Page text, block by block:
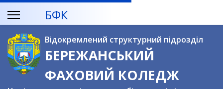
БФК
Відокремлений структурний підрозділ
БЕРЕЖАНСЬКИЙ
ФАХОВИЙ КОЛЕДЖ